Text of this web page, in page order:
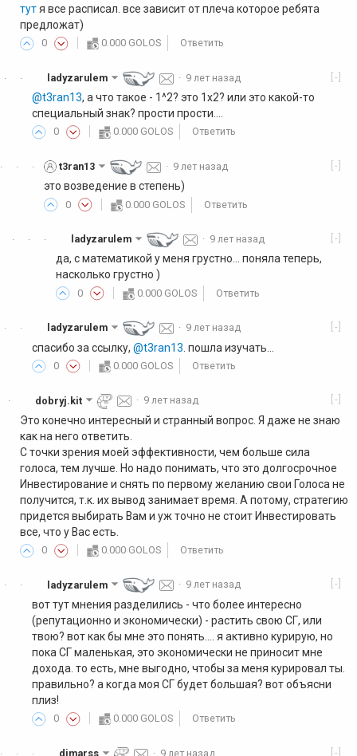
тутя все расписал. все зависит от плеча которое ребята
предложат)
0 0.000 GOLOS Ответить
·
· [-]
ladyzarulem · 9 лет назад
@t3ran13, а что такое - 1^2? это 1х2? или это какой-то
специальный знак? прости прости....
0 0.000 GOLOS Ответить
·
·
· [-]
t3ran13 · 9 лет назад
это возведение в степень)
0 0.000 GOLOS Ответить
·
·
· [-]
ladyzarulem · 9 лет назад
да, с математикой у меня грустно... поняла теперь,
насколько грустно )
0 0.000 GOLOS Ответить
·
· [-]
ladyzarulem · 9 лет назад
спасибо за ссылку, @t3ran13 . пошла изучать...
0 0.000 GOLOS Ответить
· [-]
dobryj.kit · 9 лет назад
Это конечно интересный и странный вопрос. Я даже не знаю
как на него ответить.
С точки зрения моей эффективности, чем больше сила
голоса, тем лучше. Но надо понимать, что это долгосрочное
Инвестирование и снять по первому желанию свои Голоса не
получится, т.к. их вывод занимает время. А потому, стратегию
придется выбирать Вам и уж точно не стоит Инвестировать
все, что у Вас есть.
0 0.000 GOLOS Ответить
·
· [-]
ladyzarulem · 9 лет назад
вот тут мнения разделились - что более интересно
(репутационно и экономически) - растить свою СГ, или
твою? вот как бы мне это понять.... я активно курирую, но
пока СГ маленькая, это экономически не приносит мне
дохода. то есть, мне выгодно, чтобы за меня курировал ты.
правильно? а когда моя СГ будет большая? вот объясни
плиз!
0 0.000 GOLOS Ответить
[-]
dimarss · 9 лет назад